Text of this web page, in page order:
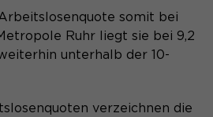
Benutzer-Login für einen
Bereich die Benutzer-
verschlüsselten Wert (sog.
eines Besuchers.
Inc.
somit bei
Ruhr liegt sie bei 9,2
unterhalb der 10-
verzeichnen die